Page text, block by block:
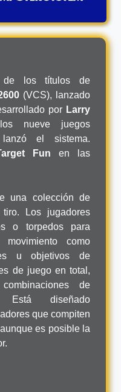
los títulos de
(VCS), lanzado
por Larry
nueve juegos
el sistema.
Fun en las
una colección de
Los jugadores
o torpedos para
como
u objetivos de
de juego en total,
de
diseñado
que compiten
es posible la